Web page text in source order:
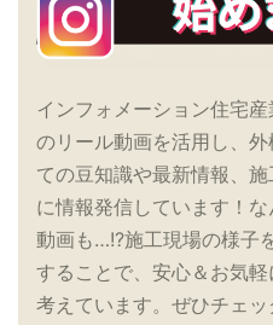
インフォメーション住宅
のリール動画を活用し、
ての豆知識や最新情報、
に情報発信しています！
動画も…!?施工現場の様子
することで、安心＆お気
考えています。ぜひチェッ